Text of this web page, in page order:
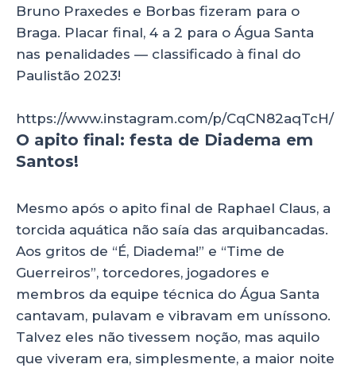
Bruno Praxedes e Borbas fizeram para o
Braga. Placar final, 4 a 2 para o Água Santa
nas penalidades — classificado à final do
Paulistão 2023!
https://www.instagram.com/p/CqCN82aqTcH/
O apito final: festa de Diadema em
Santos!
Mesmo após o apito final de Raphael Claus, a
torcida aquática não saía das arquibancadas.
Aos gritos de “É, Diadema!” e “Time de
Guerreiros”, torcedores, jogadores e
membros da equipe técnica do Água Santa
cantavam, pulavam e vibravam em uníssono.
Talvez eles não tivessem noção, mas aquilo
que viveram era, simplesmente, a maior noite